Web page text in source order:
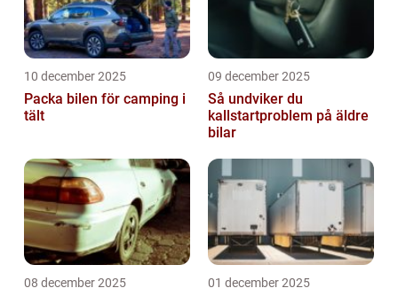
10 december 2025
Packa bilen för camping i
tält
09 december 2025
Så undviker du
kallstartproblem på äldre
bilar
08 december 2025 01 december 2025